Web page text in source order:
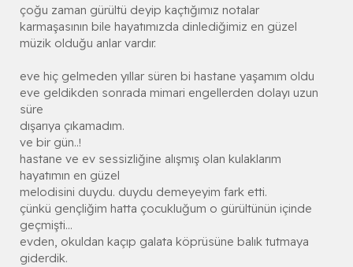
l
a
a
a
r
i
h
çoğu zaman gürültü deyip kaçtığımız notalar
karmaşasının bile hayatımızda dinlediğimiz en güzel
müzik olduğu anlar vardır.
eve hiç gelmeden yıllar süren bi hastane yaşamım oldu
eve geldikden sonrada mimari engellerden dolayı uzun
süre
dışarıya çıkamadım.
ve bir gün..!
hastane ve ev sessizliğine alışmış olan kulaklarım
hayatımın en güzel
melodisini duydu. duydu demeyeyim fark etti.
çünkü gençliğim hatta çocukluğum o gürültünün içinde
geçmişti...
evden, okuldan kaçıp galata köprüsüne balık tutmaya
giderdik.